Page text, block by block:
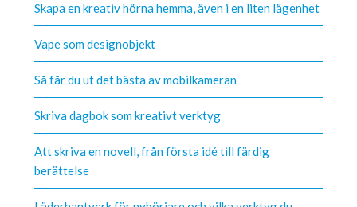
Skapa en kreativ hörna hemma, även i en liten lägenhet
Vape som designobjekt
Så får du ut det bästa av mobilkameran
Skriva dagbok som kreativt verktyg
Att skriva en novell, från första idé till färdig
berättelse